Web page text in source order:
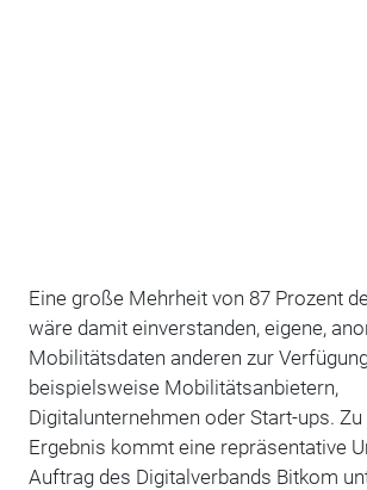
Eine große Mehrheit von 87 Prozent
wäre damit einverstanden, eigene,
Mobilitätsdaten anderen zur
beispielsweise Mobilitätsanbietern,
Digitalunternehmen oder Start-ups.
Ergebnis kommt eine repräsentative
Auftrag des Digitalverbands Bitkom